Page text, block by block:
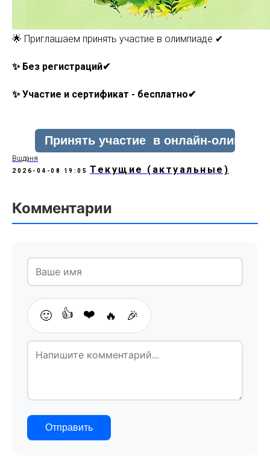
🌟 Приглашаем принять участие в олимпиаде ✔
✨ Без регистраций✔
✨ Участие и сертификат - бесплатно✔
Вшданя
2026-04-08 19:05 Текущие (актуальные)
Комментарии
🙂 👍 ❤️ 🔥 🎉
Отправить